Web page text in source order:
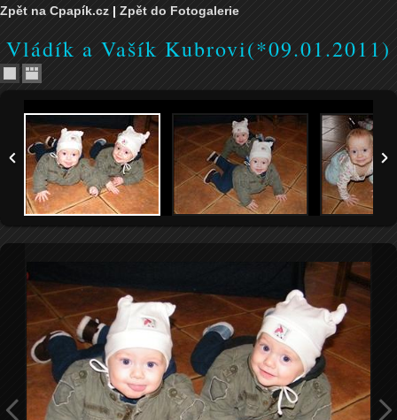
Zpět na Cpapík.cz | Zpět do Fotogalerie
Vládík a Vašík Kubrovi(*09.01.2011)